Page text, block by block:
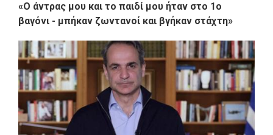
«Ο άντρας μου και το παιδί μου ήταν στο 1ο
βαγόνι - μπήκαν ζωντανοί και βγήκαν στάχτη»